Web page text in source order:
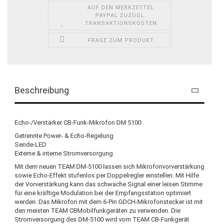
AUF DEN MERKZETTEL
PAYPAL ZUZÜGL.
TRANSAKTIONSKOSTEN
FRAGE ZUM PRODUKT
Beschreibung
Echo-/Verstärker CB-Funk-Mikrofon DM 5100
Getrennte Power- & Echo-Regelung
Sende-LED
Externe & interne Stromversorgung
Mit dem neuen TEAM DM-5100 lassen sich Mikrofonvorverstärkung
sowie Echo-Effekt stufenlos per Doppelregler einstellen. Mit Hilfe
der Vorverstärkung kann das schwache Signal einer leisen Stimme
für eine kräftige Modulation bei der Empfangsstation optimiert
werden. Das Mikrofon mit dem 6-Pin GDCH-Mikrofonstecker ist mit
den meisten TEAM CBMobilfunkgeräten zu verwenden. Die
Stromversorgung des DM-5100 wird vom TEAM CB-Funkgerät